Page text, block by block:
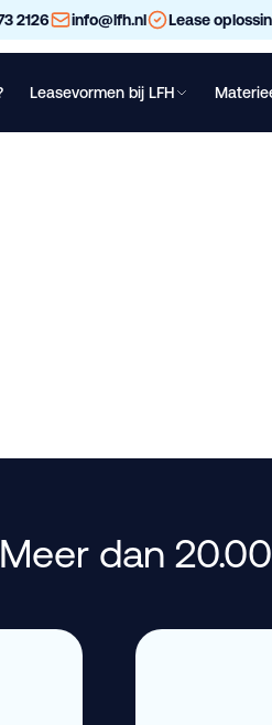
2126 info@lfh.nl Lease
Leasevormen bij LFH
Meer dan